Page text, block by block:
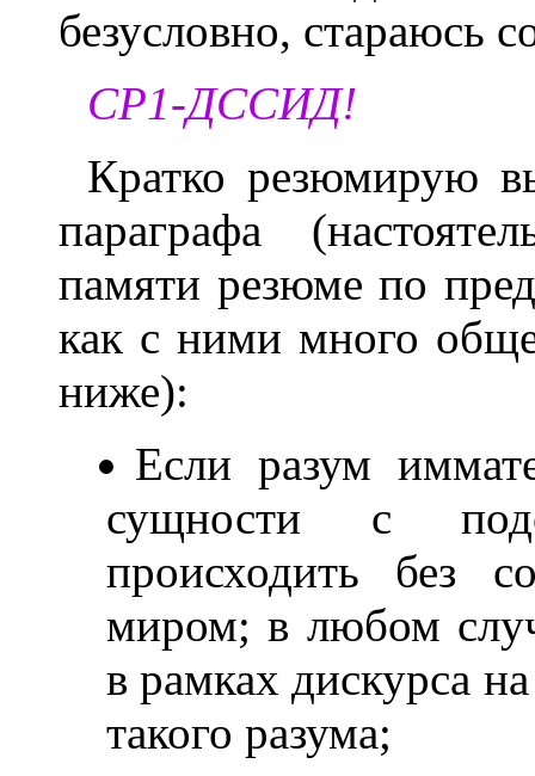
безусловно, стараюсь
СР1-ДССИД!
Кратко резюмирую
параграфа
памяти резюме по
как с ними много
ниже):
Если разум
сущности с
происходить без
миром; в любом
в рамках дискурса
такого разума;